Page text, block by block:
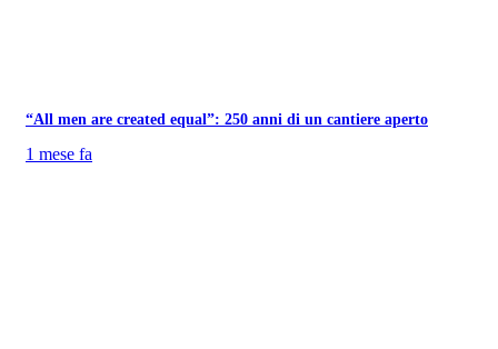
“All men are created equal”: 250 anni di un cantiere aperto
1 mese fa